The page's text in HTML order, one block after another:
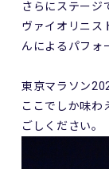
さらにステージ
ヴァイオリニス
んによるパフォ
東京マラソン
ここでしか味わ
ごしください。